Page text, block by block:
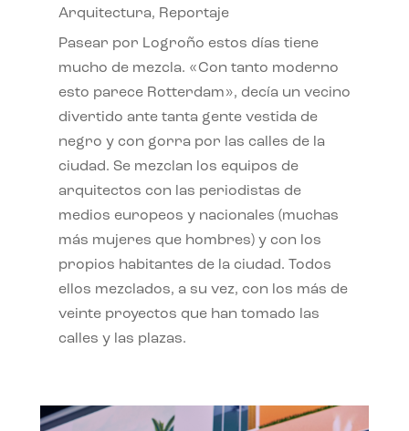
Arquitectura, Reportaje
Pasear por Logroño estos días tiene
mucho de mezcla. «Con tanto moderno
esto parece Rotterdam», decía un vecino
divertido ante tanta gente vestida de
negro y con gorra por las calles de la
ciudad. Se mezclan los equipos de
arquitectos con las periodistas de
medios europeos y nacionales (muchas
más mujeres que hombres) y con los
propios habitantes de la ciudad. Todos
ellos mezclados, a su vez, con los más de
veinte proyectos que han tomado las
calles y las plazas.